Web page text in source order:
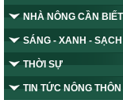
NHÀ NÔNG CẦN BIẾT
SÁNG - XANH -
THỜI SỰ
TIN TỨC NÔNG THÔN